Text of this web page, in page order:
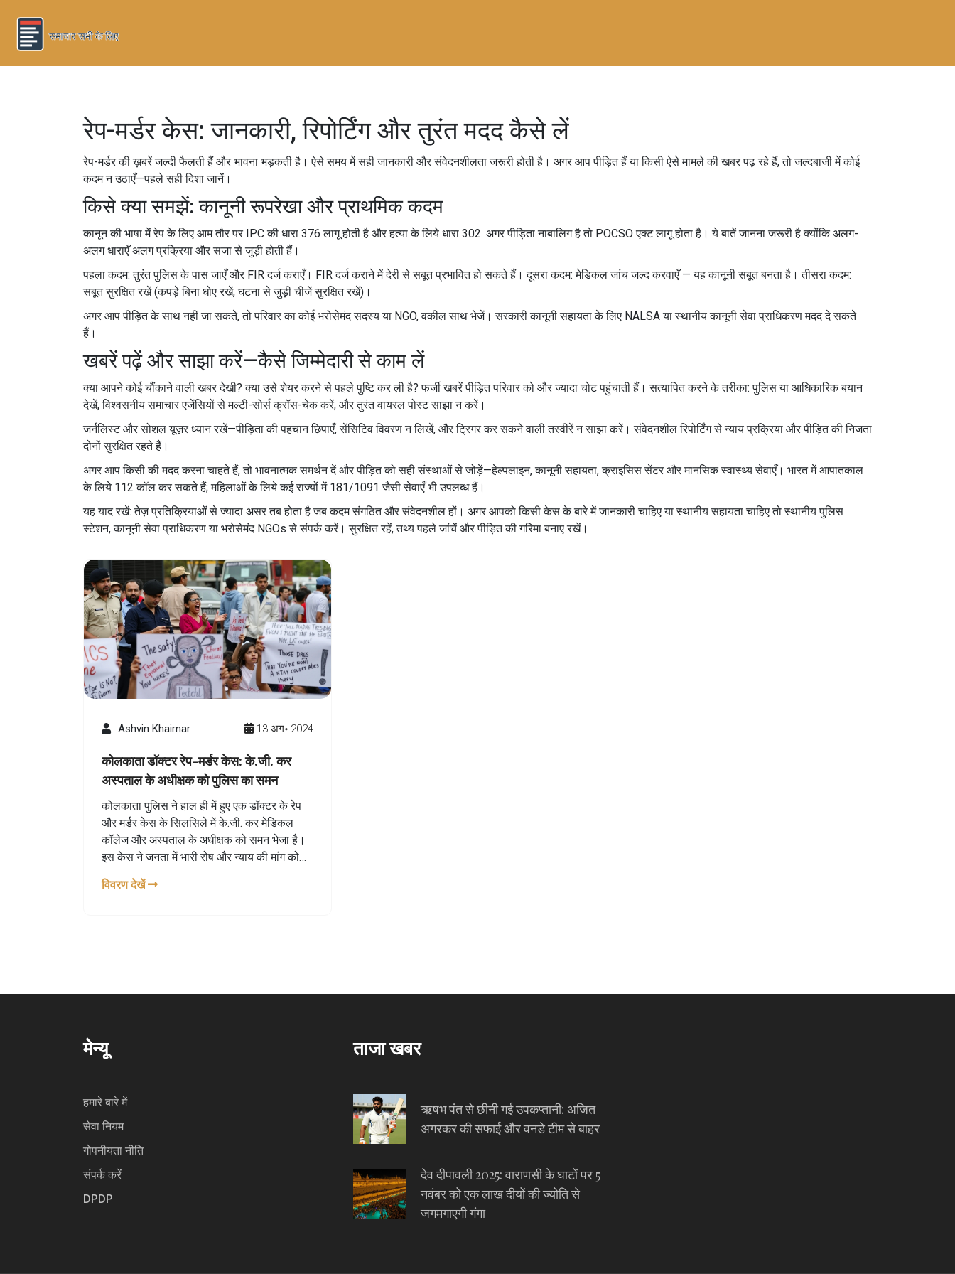
रेप-मर्डर केस: जानकारी, रिपोर्टिंग और तुरंत मदद कैसे लें
रेप-मर्डर की ख़बरें जल्दी फैलती हैं और भावना भड़कती है। ऐसे समय में सही जानकारी और संवेदनशीलता जरूरी होती है। अगर आप पीड़ित हैं या किसी ऐसे मामले की खबर पढ़ रहे हैं, तो जल्दबाजी में कोई
कदम न उठाएँ—पहले सही दिशा जानें।
किसे क्या समझें: कानूनी रूपरेखा और प्राथमिक कदम
कानून की भाषा में रेप के लिए आम तौर पर IPC की धारा 376 लागू होती है और हत्या के लिये धारा 302. अगर पीड़िता नाबालिग है तो POCSO एक्ट लागू होता है। ये बातें जानना जरूरी है क्योंकि अलग-
अलग धाराएँ अलग प्रक्रिया और सजा से जुड़ी होती हैं।
पहला कदम: तुरंत पुलिस के पास जाएँ और FIR दर्ज कराएँ। FIR दर्ज कराने में देरी से सबूत प्रभावित हो सकते हैं। दूसरा कदम: मेडिकल जांच जल्द करवाएँ — यह कानूनी सबूत बनता है। तीसरा कदम:
सबूत सुरक्षित रखें (कपड़े बिना धोए रखें, घटना से जुड़ी चीजें सुरक्षित रखें)।
अगर आप पीड़ित के साथ नहीं जा सकते, तो परिवार का कोई भरोसेमंद सदस्य या NGO, वकील साथ भेजें। सरकारी कानूनी सहायता के लिए NALSA या स्थानीय कानूनी सेवा प्राधिकरण मदद दे सकते
हैं।
खबरें पढ़ें और साझा करें—कैसे जिम्मेदारी से काम लें
क्या आपने कोई चौंकाने वाली खबर देखी? क्या उसे शेयर करने से पहले पुष्टि कर ली है? फर्जी खबरें पीड़ित परिवार को और ज्यादा चोट पहुंचाती हैं। सत्यापित करने के तरीका: पुलिस या आधिकारिक बयान
देखें, विश्वसनीय समाचार एजेंसियों से मल्टी-सोर्स क्रॉस-चेक करें, और तुरंत वायरल पोस्ट साझा न करें।
जर्नलिस्ट और सोशल यूज़र ध्यान रखें—पीड़िता की पहचान छिपाएँ, सेंसिटिव विवरण न लिखें, और ट्रिगर कर सकने वाली तस्वीरें न साझा करें। संवेदनशील रिपोर्टिंग से न्याय प्रक्रिया और पीड़ित की निजता
दोनों सुरक्षित रहते हैं।
अगर आप किसी की मदद करना चाहते हैं, तो भावनात्मक समर्थन दें और पीड़ित को सही संस्थाओं से जोड़ें—हेल्पलाइन, कानूनी सहायता, क्राइसिस सेंटर और मानसिक स्वास्थ्य सेवाएँ। भारत में आपातकाल
के लिये 112 कॉल कर सकते हैं; महिलाओं के लिये कई राज्यों में 181/1091 जैसी सेवाएँ भी उपलब्ध हैं।
यह याद रखें: तेज़ प्रतिक्रियाओं से ज्यादा असर तब होता है जब कदम संगठित और संवेदनशील हों। अगर आपको किसी केस के बारे में जानकारी चाहिए या स्थानीय सहायता चाहिए तो स्थानीय पुलिस
स्टेशन, कानूनी सेवा प्राधिकरण या भरोसेमंद NGOs से संपर्क करें। सुरक्षित रहें, तथ्य पहले जांचें और पीड़ित की गरिमा बनाए रखें।
Ashvin Khairnar 13 अग॰ 2024
कोलकाता डॉक्टर रेप-मर्डर केस: के.जी. कर
अस्पताल के अधीक्षक को पुलिस का समन
कोलकाता पुलिस ने हाल ही में हुए एक डॉक्टर के रेप
और मर्डर केस के सिलसिले में के.जी. कर मेडिकल
कॉलेज और अस्पताल के अधीक्षक को समन भेजा है।
इस केस ने जनता में भारी रोष और न्याय की मांग को
प्रशासन की भूमिका पर भी सवाल उठ रहे हैं। सुरक्षा
विवरण देखें
मेन्यू
हमारे बारे में
सेवा नियम
गोपनीयता नीति
संपर्क करें
DPDP
ताजा खबर
ऋषभ पंत से छीनी गई उपकप्तानी: अजित
अगरकर की सफाई और वनडे टीम से बाहर
देव दीपावली 2025: वाराणसी के घाटों पर 5
नवंबर को एक लाख दीयों की ज्योति से
जगमगाएगी गंगा